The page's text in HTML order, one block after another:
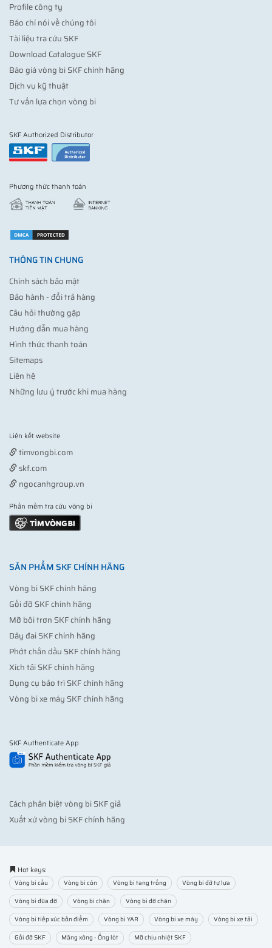
Profile công ty
Báo chí nói về chúng tôi
Tài liệu tra cứu SKF
Download Catalogue SKF
Báo giá vòng bi SKF chính hãng
Dịch vụ kỹ thuật
Tư vấn lựa chọn vòng bi
SKF Authorized Distributor
Phương thức thanh toán
THÔNG TIN CHUNG
Chính sách bảo mật
Bảo hành - đổi trả hàng
Câu hỏi thường gặp
Hướng dẫn mua hàng
Hình thức thanh toán
Sitemaps
Liên hệ
Những lưu ý trước khi mua hàng
Liên kết website
timvongbi.com
skf.com
ngocanhgroup.vn
Phần mềm tra cứu vòng bi
SẢN PHẨM SKF CHÍNH HÃNG
Vòng bi SKF chính hãng
Gối đỡ SKF chính hãng
Mỡ bôi trơn SKF chính hãng
Dây đai SKF chính hãng
Phớt chắn dầu SKF chính hãng
Xích tải SKF chính hãng
Dụng cụ bảo trì SKF chính hãng
Vòng bi xe máy SKF chính hãng
SKF Authenticate App
Cách phân biệt vòng bi SKF giả
Xuất xứ vòng bi SKF chính hãng
Hot keys:
Vòng bi cầu Vòng bi côn Vòng bi tang trống
Vòng bi đỡ tự lựa
Vòng bi đũa đỡ
Vòng bi chặn
Vòng bi đỡ chặn
Vòng bi tiếp xúc bốn điểm
Vòng bi YAR Vòng bi xe máy
Vòng bi xe tải
Gối đỡ SKF
Măng xông - Ống lót
Mỡ chịu nhiệt SKF